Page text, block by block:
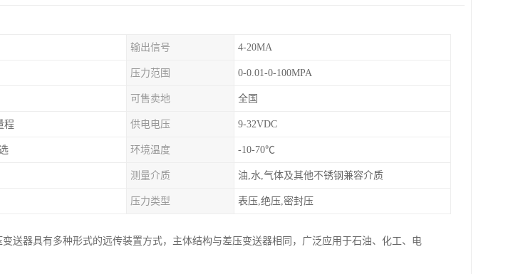
输出信号 4-20MA
压力范围 0-0.01-0-100MPA
可售卖地 全国
程 供电电压 9-32VDC
环境温度 -10-70℃
测量介质 油,水,气体及其他不锈钢兼容介质
压力类型 表压,绝压,密封压
送器具有多种形式的远传装置方式，主体结构与差压变送器相同，广泛应用于石油、化工、电